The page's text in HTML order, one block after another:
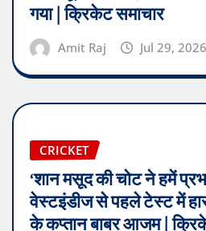
गया | क्रिकेट समाचार
Amit Raj Jul 29, 2026
CRICKET
‘शान मसूद की चोट ने हमें
वेस्टइंडीज से पहले टेस्ट में
के कप्तान बाबर आजम |